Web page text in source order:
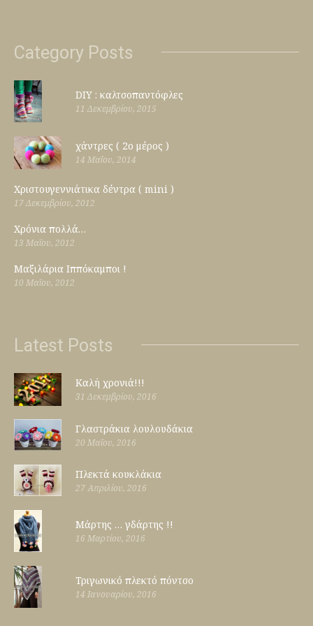
Category Posts
DIY : καλτσοπαντόφλες
11 Δεκεμβρίου, 2015
χάντρες ( 2ο μέρος )
14 Μαΐου, 2014
Χριστουγεννιάτικα δέντρα ( mini )
17 Δεκεμβρίου, 2012
Χρόνια πολλά…
13 Μαΐου, 2012
Μαξιλάρια Ιππόκαμποι !
10 Μαΐου, 2012
Latest Posts
Καλή χρονιά!!!
31 Δεκεμβρίου, 2016
Γλαστράκια λουλουδάκια
20 Μαΐου, 2016
Πλεκτά κουκλάκια
27 Απριλίου, 2016
Μάρτης … γδάρτης !!
16 Μαρτίου, 2016
Τριγωνικό πλεκτό πόντσο
14 Ιανουαρίου, 2016